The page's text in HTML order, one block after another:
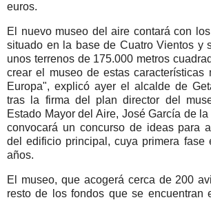
euros.
El nuevo museo del aire contará con
situado en la base de Cuatro Vientos y
unos terrenos de 175.000 metros
crear el museo de estas características
Europa", explicó ayer el alcalde de
tras la firma del plan director del
Estado Mayor del Aire, José García de
convocará un concurso de ideas para
del edificio principal, cuya primera fase
años.
El museo, que acogerá cerca de 200
resto de los fondos que se encuentran